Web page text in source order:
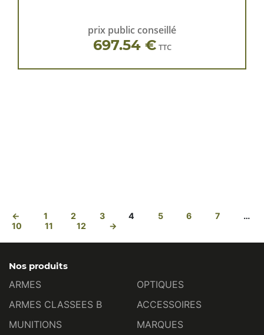
prix public conseillé
697.54 € TTC
← 1 2 3 4 5 6 7
…
10
11 12 →
Nos produits
ARMES
ARMES CLASSEES B
MUNITIONS
OPTIQUES
ACCESSOIRES
MARQUES